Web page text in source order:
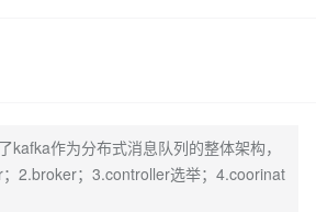
kafka作为分布式消息队列的整体架构，
2.broker；3.controller选举；4.coorinat